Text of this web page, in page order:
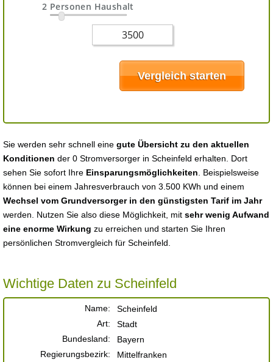
2 Personen Haushalt
Sie werden sehr schnell eine gute Übersicht zu den aktuellen
Konditionen der 0 Stromversorger in Scheinfeld erhalten. Dort
sehen Sie sofort Ihre Einsparungsmöglichkeiten . Beispielsweise
können bei einem Jahresverbrauch von 3.500 KWh und einem
Wechsel vom Grundversorger in den günstigsten Tarif im Jahr
werden. Nutzen Sie also diese Möglichkeit, mit sehr wenig Aufwand
eine enorme Wirkung zu erreichen und starten Sie Ihren
persönlichen Stromvergleich für Scheinfeld.
Wichtige Daten zu Scheinfeld
Name:
Scheinfeld
Art:
Stadt
Bundesland:
Bayern
Regierungsbezirk:
Mittelfranken